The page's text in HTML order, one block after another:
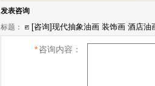
发表咨询
标题：
*咨询内容：